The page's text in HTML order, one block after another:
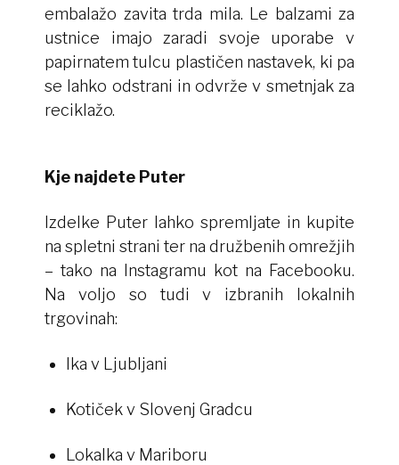
embalažo zavita trda mila. Le balzami za
ustnice imajo zaradi svoje uporabe v
papirnatem tulcu plastičen nastavek, ki pa
se lahko odstrani in odvrže v smetnjak za
reciklažo.
Kje najdete Puter
Izdelke Puter lahko spremljate in kupite
na spletni strani ter na družbenih omrežjih
– tako na Instagramu kot na Facebooku.
Na voljo so tudi v izbranih lokalnih
trgovinah:
Ika v Ljubljani
Kotiček v Slovenj Gradcu
Lokalka v Mariboru